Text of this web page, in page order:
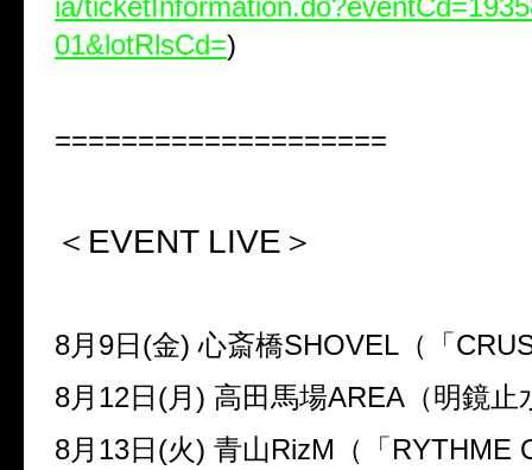
ia/
01&lotRlsCd=)
====================
＜EVENT LIVE＞
8月 9日(金) 心斎橋SHOVEL （「
8月 12日(月) 高田馬場AREA （明鏡止
8月 13日(火) 青山RizM （「 RYTHME